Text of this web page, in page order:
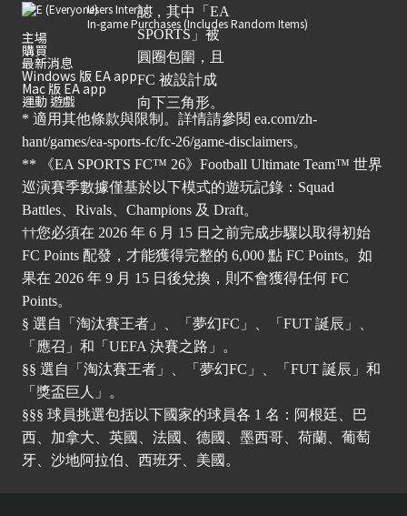
Users Interact
In-game Purchases (Includes Random Items)
主場
購買
最新消息
Windows 版 EA app
Mac 版 EA app
運動 遊戲
* 適用其他條款與限制。詳情請參閱 ea.com/zh-
hant/games/ea-sports-fc/fc-26/game-disclaimers。
** 《EA SPORTS FC™ 26》Football Ultimate Team™ 世界
巡演賽季數據僅基於以下模式的遊玩記錄：Squad
Battles、Rivals、Champions 及 Draft。
††您必須在 2026 年 6 月 15 日之前完成步驟以取得初始
FC Points 配發，才能獲得完整的 6,000 點 FC Points。如
果在 2026 年 9 月 15 日後兌換，則不會獲得任何 FC
Points。
§ 選自「淘汰賽王者」、「夢幻FC」、「FUT 誕辰」、
「應召」和「UEFA 決賽之路」。
§§ 選自「淘汰賽王者」、「夢幻FC」、「FUT 誕辰」和
「獎盃巨人」。
§§§ 球員挑選包括以下國家的球員各 1 名：阿根廷、巴
西、加拿大、英國、法國、德國、墨西哥、荷蘭、葡萄
牙、沙地阿拉伯、西班牙、美國。